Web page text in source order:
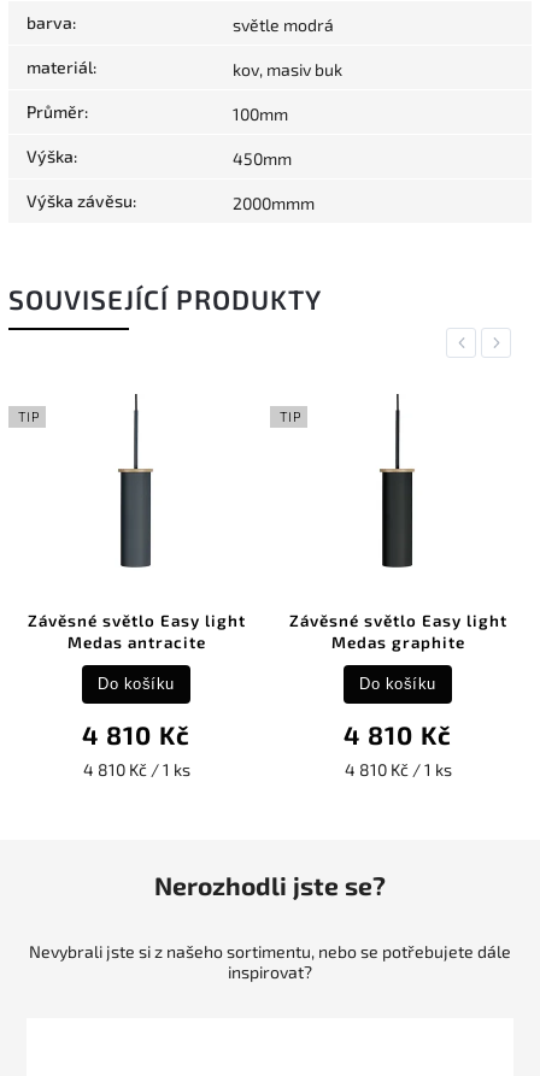
barva: světle modrá
materiál: kov, masiv buk
Průměr: 100mm
Výška: 450mm
Výška závěsu: 2000mmm
SOUVISEJÍCÍ PRODUKTY
Previous
TIP
Závěsné světlo Easy light
Medas antracite
4 810 Kč
4 810 Kč / 1 ks
Do košíku
TIP
Závěsné světlo Easy light
Medas graphite
4 810 Kč
4 810 Kč / 1 ks
Do košíku
Next
Nerozhodli jste se?
Nevybrali jste si z našeho sortimentu, nebo se potřebujete dále
inspirovat?